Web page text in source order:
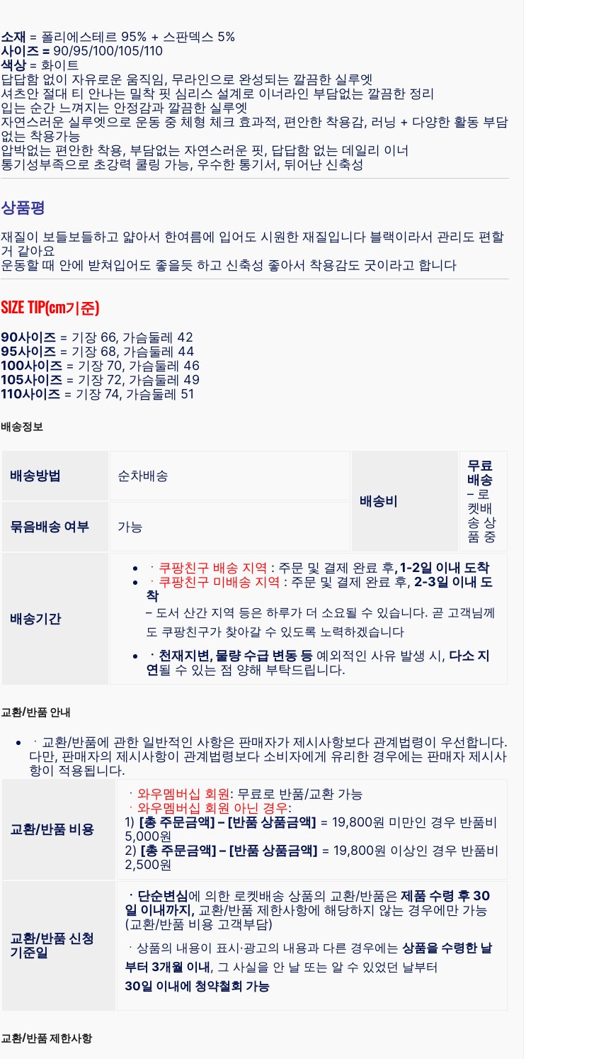
소재 = 폴리에스테르 95% + 스판덱스 5%
사이즈 = 90/95/100/105/110
색상 = 화이트
답답함 없이 자유로운 움직임, 무라인으로 완성되는 깔끔한 실루엣
셔츠안 절대 티 안나는 밀착 핏 심리스 설계로 이너라인 부담없는 깔끔한 정리
입는 순간 느껴지는 안정감과 깔끔한 실루엣
자연스러운 실루엣으로 운동 중 체형 체크 효과적, 편안한 착용감, 러닝 + 다양한 활동 부담
없는 착용가능
압박없는 편안한 착용, 부담없는 자연스러운 핏, 답답함 없는 데일리 이너
통기성부족으로 초강력 쿨링 가능, 우수한 통기서, 뒤어난 신축성
상품평
재질이 보들보들하고 얇아서 한여름에 입어도 시원한 재질입니다 블랙이라서 관리도 편할
거 같아요
운동할 때 안에 받쳐입어도 좋을듯 하고 신축성 좋아서 착용감도 굿이라고 합니다
SIZE TIP(cm기준)
90사이즈 = 기장 66, 가슴둘레 42
95사이즈 = 기장 68, 가슴둘레 44
100사이즈 = 기장 70, 가슴둘레 46
105사이즈 = 기장 72, 가슴둘레 49
110사이즈 = 기장 74, 가슴둘레 51
배송정보
배송방법
순차배송
배송비
무료
배송
– 로
켓배
송 상
품 중
묶음배송 여부 가능
배송기간
ㆍ 쿠팡친구 배송 지역 : 주문 및 결제 완료 후, 1-2일 이내 도착
ㆍ쿠팡친구 미배송 지역 : 주문 및 결제 완료 후, 2-3일 이내 도
착
– 도서 산간 지역 등은 하루가 더 소요될 수 있습니다. 곧 고객님께
도 쿠팡친구가 찾아갈 수 있도록 노력하겠습니다
ㆍ천재지변, 물량 수급 변동 등 예외적인 사유 발생 시, 다소 지
연될 수 있는 점 양해 부탁드립니다.
교환/반품 안내
ㆍ교환/반품에 관한 일반적인 사항은 판매자가 제시사항보다 관계법령이 우선합니다.
다만, 판매자의 제시사항이 관계법령보다 소비자에게 유리한 경우에는 판매자 제시사
항이 적용됩니다.
교환/반품 비용
ㆍ 와우멤버십 회원: 무료로 반품/교환 가능
ㆍ와우멤버십 회원 아닌 경우:
1) [총 주문금액] – [반품 상품금액] = 19,800원 미만인 경우 반품비
5,000원
2) [총 주문금액] – [반품 상품금액] = 19,800원 이상인 경우 반품비
2,500원
교환/반품 신청
기준일
ㆍ단순변심에 의한 로켓배송 상품의 교환/반품은 제품 수령 후 30
일 이내까지, 교환/반품 제한사항에 해당하지 않는 경우에만 가능
(교환/반품 비용 고객부담)
ㆍ상품의 내용이 표시·광고의 내용과 다른 경우에는 상품을 수령한 날
부터 3개월 이내, 그 사실을 안 날 또는 알 수 있었던 날부터
30일 이내에 청약철회 가능
교환/반품 제한사항